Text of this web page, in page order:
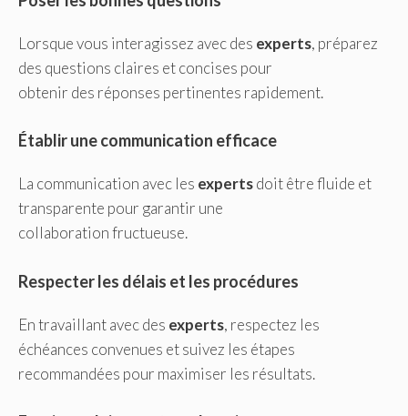
Lorsque vous interagissez avec des experts, préparez
des questions claires et concises pour
obtenir des réponses pertinentes rapidement.
Établir une communication efficace
La communication avec les expertsdoit être fluide et
transparente pour garantir une
collaboration fructueuse.
Respecter les délais et les procédures
En travaillant avec des experts, respectez les
échéances convenues et suivez les étapes
recommandées pour maximiser les résultats.